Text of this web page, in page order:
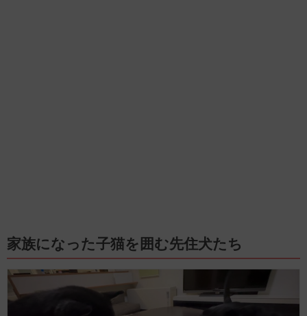
家族になった子猫を囲む先住犬たち